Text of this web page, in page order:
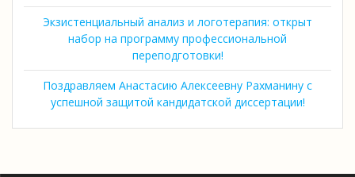
Экзистенциальный анализ и логотерапия: открыт
набор на программу профессиональной
переподготовки!
Поздравляем Анастасию Алексеевну Рахманину с
успешной защитой кандидатской диссертации!